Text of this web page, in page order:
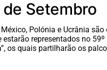
Setembro
Polónia e Ucrânia são
estarão representados no 59º
os quais partilharão os